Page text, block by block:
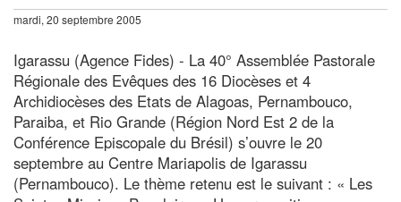
mardi, 20 septembre 2005
Igarassu (Agence Fides) - La 40° Assemblée Pastorale
Régionale des Evêques des 16 Diocèses et 4
Archidiocèses des Etats de Alagoas, Pernambouco,
Paraiba, et Rio Grande (Région Nord Est 2 de la
Conférence Episcopale du Brésil) s’ouvre le 20
septembre au Centre Mariapolis de Igarassu
(Pernambouco). Le thème retenu est le suivant : « Les